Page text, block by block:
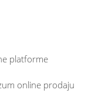
platforme
online prodaju